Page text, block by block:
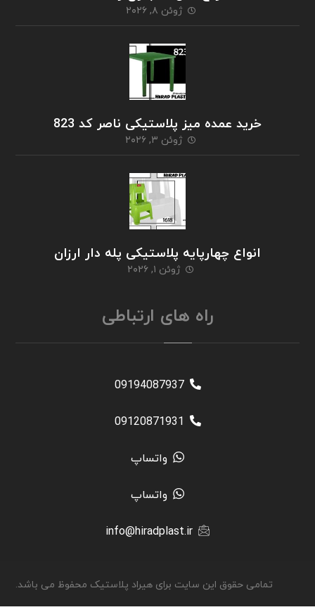
ژوئن ۸, ۲۰۲۶
خرید عمده میز پلاستیکی ناصر کد 823
ژوئن ۳, ۲۰۲۶
انواع چهارپایه پلاستیکی پله دار ارزان
ژوئن ۱, ۲۰۲۶
راه های ارتباطی
09194087937
09120871931
واتساپ
واتساپ
info@hiradplast.ir
تمامی حقوق این سایت برای هیراد پلاستیک محفوظ می باشد.